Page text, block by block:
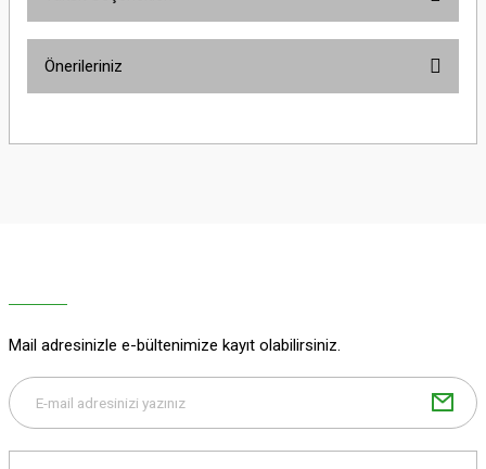
Önerileriniz
yetersiz gördüğünüz noktaları öneri formunu kullanarak tarafımıza
Bu ürüne benzer farklı alternatifler olmalı.
Mail adresinizle e-bültenimize kayıt olabilirsiniz.